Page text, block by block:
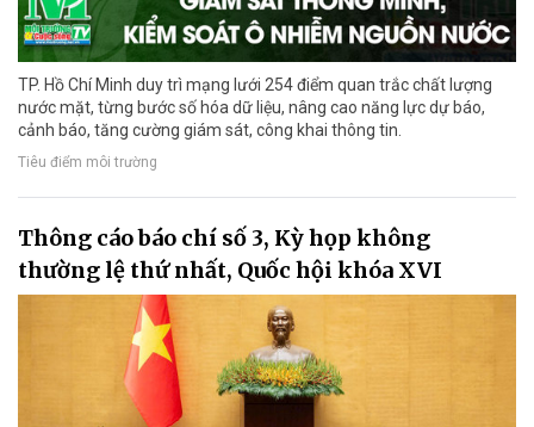
TP. Hồ Chí Minh duy trì mạng lưới 254 điểm quan trắc chất lượng
nước mặt, từng bước số hóa dữ liệu, nâng cao năng lực dự báo,
cảnh báo, tăng cường giám sát, công khai thông tin.
Tiêu điểm môi trường
Thông cáo báo chí số 3, Kỳ họp không
thường lệ thứ nhất, Quốc hội khóa XVI